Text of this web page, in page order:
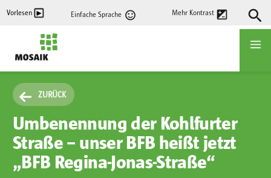
Vorlesen Einfache Sprache Mehr Kontrast
ZURÜCK
Umbenennung der Kohlfurter
Straße – unser BFB heißt jetzt
„BFB Regina-Jonas-Straße“